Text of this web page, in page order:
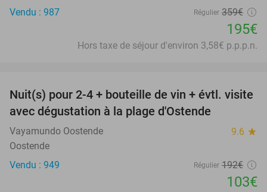
Vendu : 987
Régulier 359€
195€
Hors taxe de séjour d'environ 3,58€ p.p.p.n.
46%
Nuit(s) pour 2-4 + bouteille de vin + évtl. visite
avec dégustation à la plage d'Ostende
Vayamundo Oostende 9.6 star
Oostende
Vendu : 949
Régulier 192€
103€